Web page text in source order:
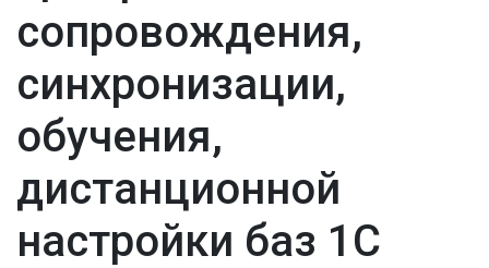
сопровождения,
синхронизации,
обучения,
дистанционной
настройки баз 1С